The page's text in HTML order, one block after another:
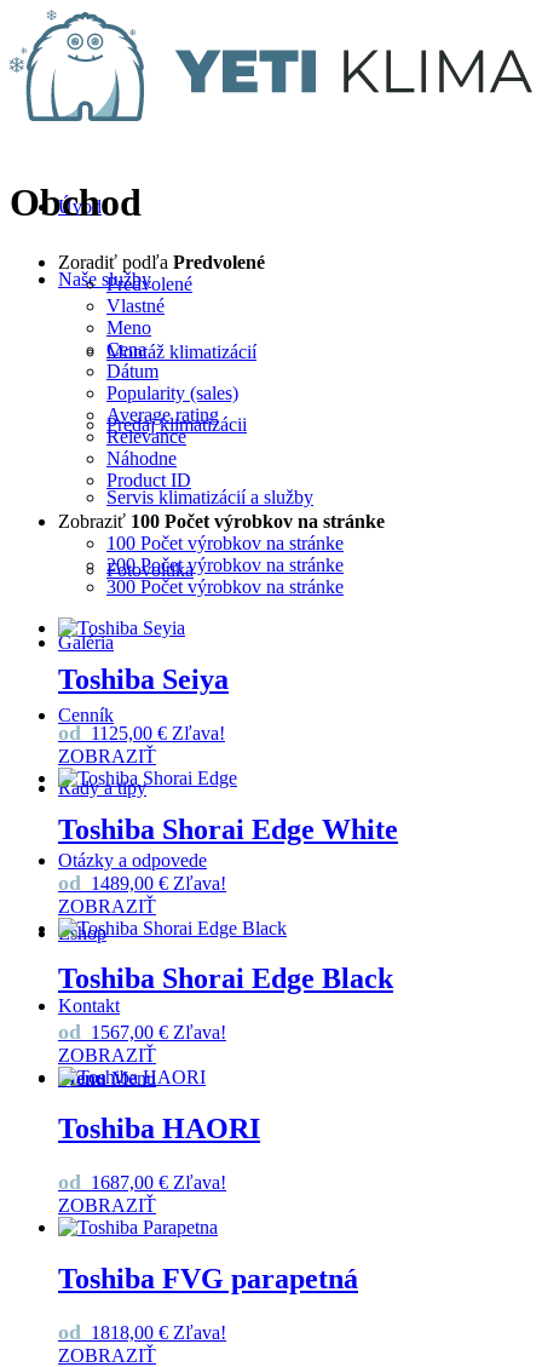
Úvod
Naše služby
Montáž klimatizácií
Predaj klimatizácii
Servis klimatizácií a služby
Fotovoltika
Galéria
Cenník
Rady a tipy
Otázky a odpovede
Eshop
Kontakt
Menu Menu
Obchod
Zoradiť podľa Predvolené
Predvolené
Vlastné
Meno
Cena
Dátum
Popularity (sales)
Average rating
Relevance
Náhodne
Product ID
Zobraziť 100 Počet výrobkov na stránke
100 Počet výrobkov na stránke
200 Počet výrobkov na stránke
300 Počet výrobkov na stránke
Toshiba Seiya
od 1125,00 € Zľava!
ZOBRAZIŤ
Toshiba Shorai Edge White
od 1489,00 € Zľava!
ZOBRAZIŤ
Toshiba Shorai Edge Black
od 1567,00 € Zľava!
ZOBRAZIŤ
Toshiba HAORI
od 1687,00 € Zľava!
ZOBRAZIŤ
Toshiba FVG parapetná
od 1818,00 € Zľava!
ZOBRAZIŤ